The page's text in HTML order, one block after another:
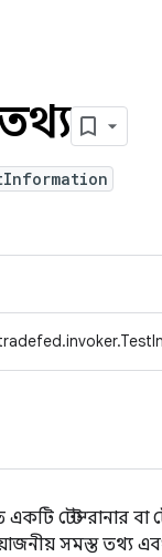
টেস্ট রানার বা
সমস্ত তথ্য